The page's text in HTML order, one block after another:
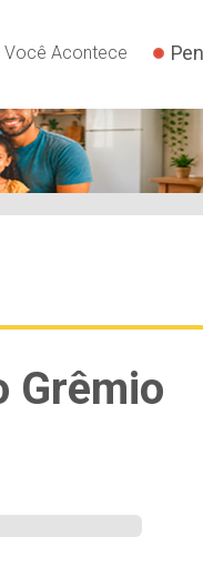
Você Acontece
Grêmio